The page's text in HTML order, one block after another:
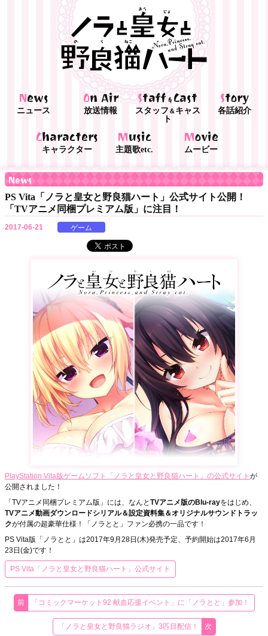
News
ニュース On Air
放送情報 Staff&Cast
スタッフ ＆ キャス
ト
Story
各話紹介
Characters
キャラクター Music
主題歌etc. Movie
ムービー
News
PS Vita「ノラと皇女と野良猫ハート」公式サイト公開！
「TVアニメ同梱プレミアム版」に注目！
2017-06-21 ゲーム
PlayStation Vita版ゲームソフト「ノラと皇女と野良猫ハート」の公式サイト が
公開されました！
「TVアニメ同梱プレミアム版」には、なんとTVアニメ版のBlu-rayをはじめ、
TVアニメ動画ダウンロードシリアル＆設定資料集＆オリジナルサウンドトラッ
クが付属の超豪華仕様！「ノラとと」ファン必携の一品です！
PS Vita版「ノラとと」は2017年9月28日(木)発売予定、予約開始は2017年6月
23日(金)です！
PS Vita「ノラと皇女と野良猫ハート」公式サイト
「コミックマーケット92 献血応援イベント」に「ノラとと」参加！
「ノラと皇女と野良猫ラジオ」3匹目配信！